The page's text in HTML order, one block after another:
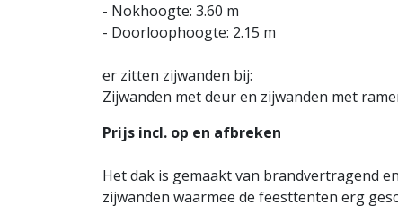
- Nokhoogte: 3.60 m
- Doorloophoogte: 2.15 m
er zitten zijwanden bij:
Zijwanden met deur en zijwanden met
Prijs incl. op en afbreken
Het dak is gemaakt van brandvertragend
zijwanden waarmee de feesttenten erg